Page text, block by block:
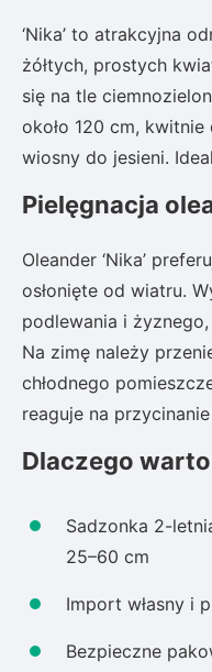
‘Nika’ to atrakcyjna
żółtych, prostych
się na tle
około 120 cm,
wiosny do jesieni.
Pielęgnacja
Oleander ‘Nika’
osłonięte od wiatru.
podlewania i
Na zimę należy
chłodnego
reaguje na
Dlaczego
Sadzonka 2-
25–60 cm
Import własny i
Bezpieczne